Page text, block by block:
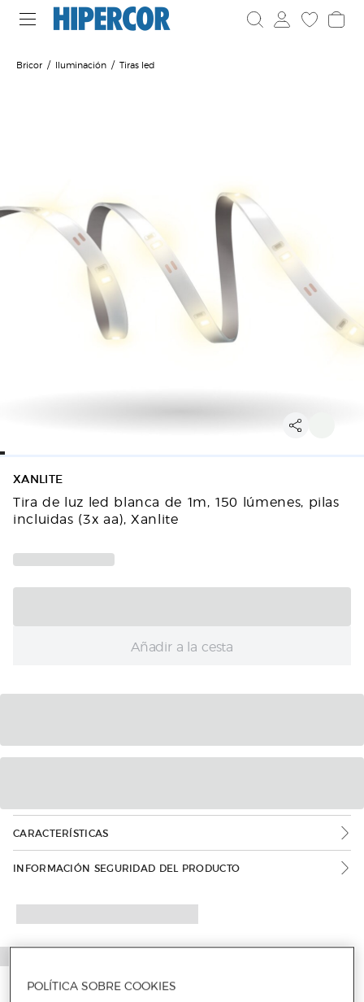
Bricor Iluminación Tiras led
XANLITE
Tira de luz led blanca de 1m, 150 lúmenes, pilas
incluidas (3x aa), Xanlite
Añadir a la cesta
CARACTERÍSTICAS
INFORMACIÓN SEGURIDAD DEL PRODUCTO
POLÍTICA SOBRE COOKIES